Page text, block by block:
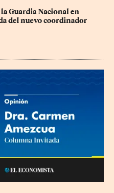
Guardia Nacional en
del nuevo coordinador